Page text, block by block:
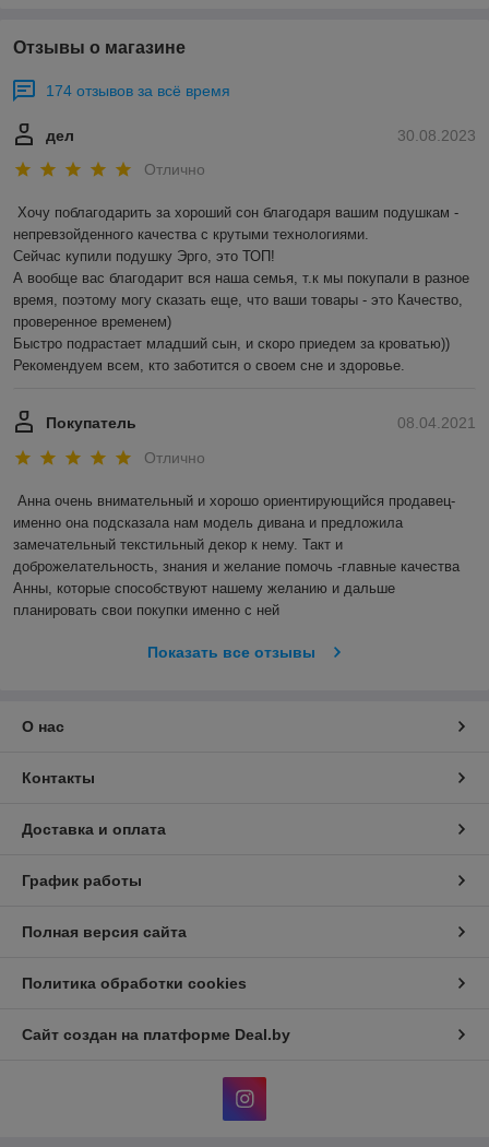
Отзывы о магазине
174 отзывов за всё время
30.08.2023
дел
Отлично
Хочу поблагодарить за хороший сон благодаря вашим подушкам -
непревзойденного качества с крутыми технологиями.
Сейчас купили подушку Эрго, это ТОП!
А вообще вас благодарит вся наша семья, т.к мы покупали в разное
время, поэтому могу сказать еще, что ваши товары - это Качество,
проверенное временем)
Быстро подрастает младший сын, и скоро приедем за кроватью))
Рекомендуем всем, кто заботится о своем сне и здоровье.
08.04.2021
Покупатель
Отлично
Анна очень внимательный и хорошо ориентирующийся продавец-
именно она подсказала нам модель дивана и предложила
замечательный текстильный декор к нему. Такт и
доброжелательность, знания и желание помочь -главные качества
Анны, которые способствуют нашему желанию и дальше
планировать свои покупки именно с ней
Показать все отзывы
О нас
Контакты
Доставка и оплата
График работы
Полная версия сайта
Политика обработки cookies
Сайт создан на платформе Deal.by